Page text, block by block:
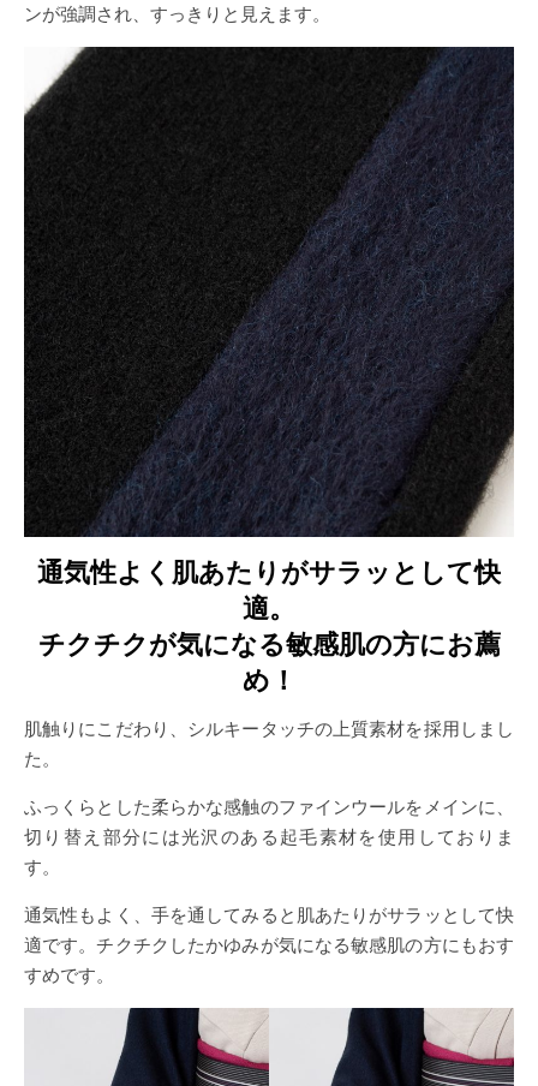
ンが強調され、すっきりと見えます。
通気性よく肌あたりがサラッとして快
適。
チクチクが気になる敏感肌の方にお薦
め！
肌触りにこだわり、シルキータッチの上質素材を採用しまし
た。
ふっくらとした柔らかな感触のファインウールをメインに、
切り替え部分には光沢のある起毛素材を使用しておりま
す。
通気性もよく、手を通してみると肌あたりがサラッとして快
適です。チクチクしたかゆみが気になる敏感肌の方にもおす
すめです。